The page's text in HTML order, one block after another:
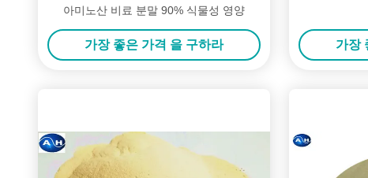
아미노산 비료 분말 90% 식물성 영양
가장 좋은 가격 을 구하라 가장